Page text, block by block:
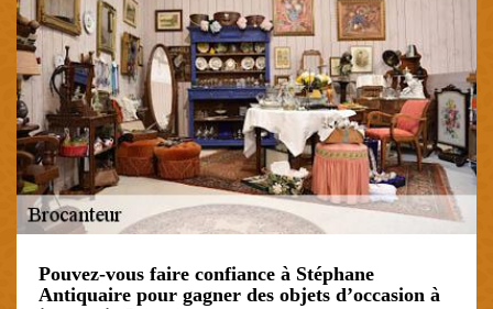
Pouvez-vous faire confiance à Stéphane
Antiquaire pour gagner des objets d’occasion à